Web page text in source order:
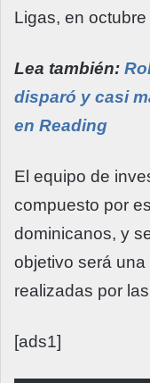
Ligas, en
Lea también:
disparó y casi
en Reading
El equipo de
compuesto por
dominicanos, y
objetivo será
realizadas por
[ads1]